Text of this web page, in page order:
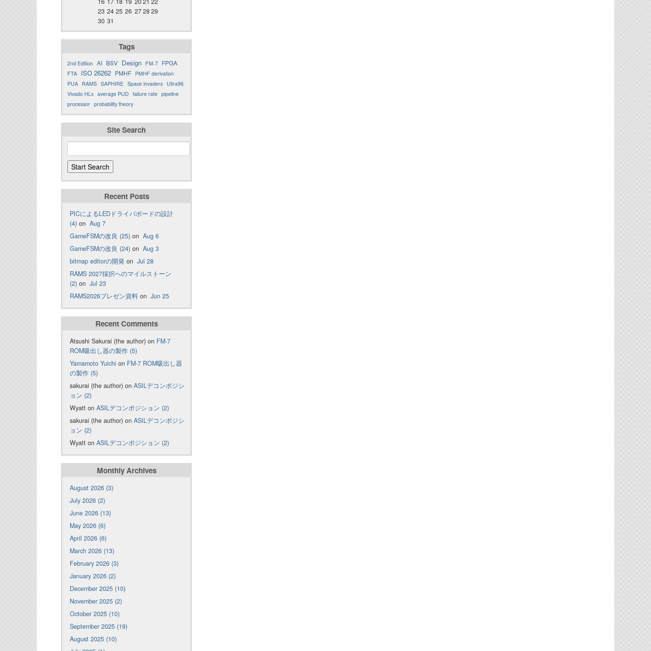
23 24 25 26 272829
30 31
Tags
2nd Edition AI BSV Design FM-7 FPGA
FTA ISO 26262 PMHF PMHF derivation
PUA RAMS SAPHIRE Space invaders Ultra96
Vivado HLx average PUD failure rate pipeline
processor probability theory
Site Search
Recent Posts
PICによるLEDドライバボードの設計
(4) on Aug 7
GameFSMの改良 (25) on Aug 6
GameFSMの改良 (24) on Aug 3
bitmap editorの開発 on Jul 28
RAMS 2027採択へのマイルストーン
(2) on Jul 23
RAMS2026プレゼン資料 on Jun 25
Recent Comments
Atsushi Sakurai (the author) on FM-7
ROM吸出し器の製作 (5)
Yamamoto Yuichi on FM-7 ROM吸出し器
の製作 (5)
sakurai (the author) on ASILデコンポジシ
ョン (2)
Wyatt on ASILデコンポジション (2)
sakurai (the author) on ASILデコンポジシ
ョン (2)
Wyatt on ASILデコンポジション (2)
Monthly Archives
August 2026 (3)
July 2026 (2)
June 2026 (13)
May 2026 (6)
April 2026 (6)
March 2026 (13)
February 2026 (3)
January 2026 (2)
December 2025 (10)
November 2025 (2)
October 2025 (10)
September 2025 (19)
August 2025 (10)